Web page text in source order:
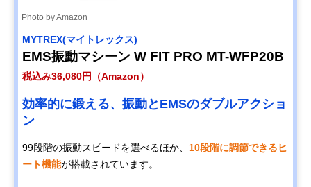
Photo by Amazon
MYTREX(マイトレックス)
EMS振動マシーン W FIT PRO MT-WFP20B
税込み36,080円（Amazon）
効率的に鍛える、振動とEMSのダブルアクショ
ン
99段階の振動スピードを選べるほか、 10段階に調節できるヒ
ート機能が搭載されています。